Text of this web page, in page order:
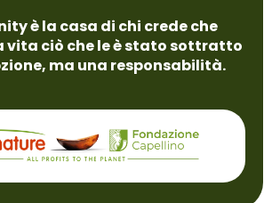
è la casa di chi crede che
vita ciò che le è stato sottratto
ma una responsabilità.